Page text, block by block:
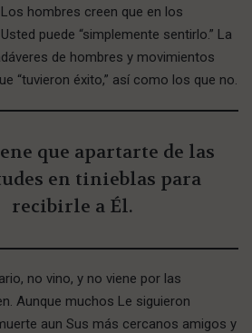
hombres creen que en los
puede “simplemente sentirlo.” La
de hombres y movimientos
“tuvieron éxito,” así como los que no.
que apartarte de las
en tinieblas para
recibirle a Él.
no vino, y no viene por las
Aunque muchos Le siguieron
aun Sus más cercanos amigos y